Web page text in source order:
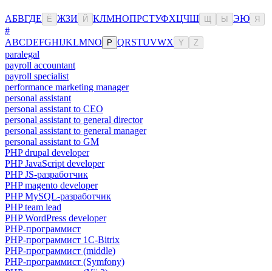
АБВГДЕ Ё ЖЗИ Й КЛМНОПРСТУФХЦЧШ Ы ЭЮ Я
#
ABCDEFGHIJKLMNO P QRSTUVWX Y Z
paralegal
payroll accountant
payroll specialist
performance marketing manager
personal assistant
personal assistant to CEO
personal assistant to general director
personal assistant to general manager
personal assistant to GM
PHP drupal developer
PHP JavaScript developer
PHP JS-разработчик
PHP magento developer
PHP MySQL-разработчик
PHP team lead
PHP WordPress developer
PHP-программист
PHP-программист 1C-Bitrix
PHP-программист (middle)
PHP-программист (Symfony)